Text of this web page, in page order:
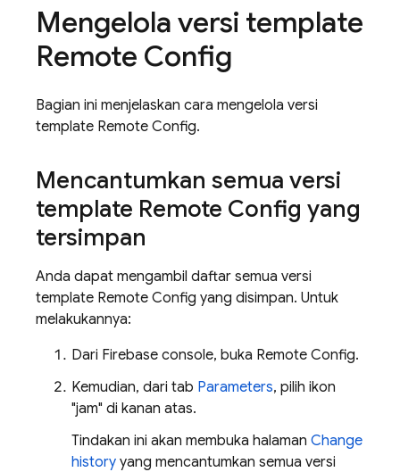
Mengelola versi template
Remote Config
Bagian ini menjelaskan cara mengelola versi
template Remote Config.
Mencantumkan semua versi
template Remote Config yang
tersimpan
Anda dapat mengambil daftar semua versi
template Remote Config yang disimpan. Untuk
melakukannya:
Dari Firebase console, buka Remote Config.
Kemudian, dari tab Parameters, pilih ikon
"jam" di kanan atas.
Tindakan ini akan membuka halaman Change
history yang mencantumkan semua versi